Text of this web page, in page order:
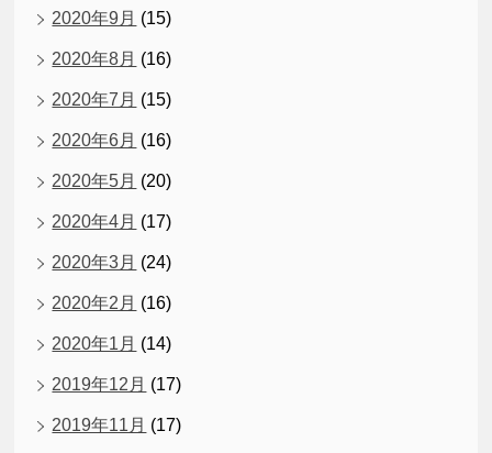
2020年9月 (15)
2020年8月 (16)
2020年7月 (15)
2020年6月 (16)
2020年5月 (20)
2020年4月 (17)
2020年3月 (24)
2020年2月 (16)
2020年1月 (14)
2019年12月 (17)
2019年11月 (17)